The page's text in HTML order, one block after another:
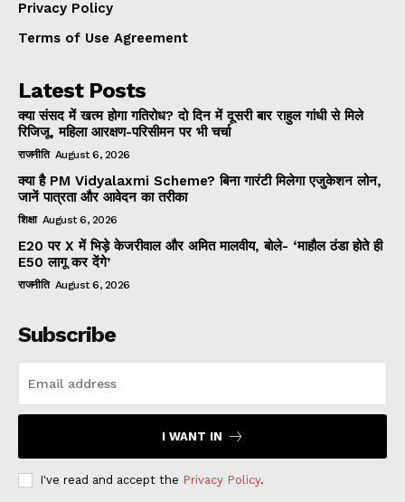
Privacy Policy
Terms of Use Agreement
Latest Posts
क्या संसद में खत्म होगा गतिरोध? दो दिन में दूसरी बार राहुल गांधी से मिले
रिजिजू, महिला आरक्षण-परिसीमन पर भी चर्चा
राजनीति August 6, 2026
क्या है PM Vidyalaxmi Scheme? बिना गारंटी मिलेगा एजुकेशन लोन,
जानें पात्रता और आवेदन का तरीका
शिक्षा August 6, 2026
E20 पर X में भिड़े केजरीवाल और अमित मालवीय, बोले- ‘माहौल ठंडा होते ही
E50 लागू कर देंगे’
राजनीति August 6, 2026
Subscribe
I WANT IN
I've read and accept the Privacy Policy.